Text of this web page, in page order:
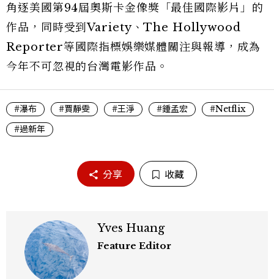
角逐美國第94屆奧斯卡金像獎「最佳國際影片」的
作品，同時受到Variety、The Hollywood
Reporter等國際指標娛樂媒體關注與報導，成為
今年不可忽視的台灣電影作品。
#瀑布 #賈靜雯 #王淨 #鍾孟宏
#Netflix
#過新年
分享 收藏
Yves Huang
Feature Editor